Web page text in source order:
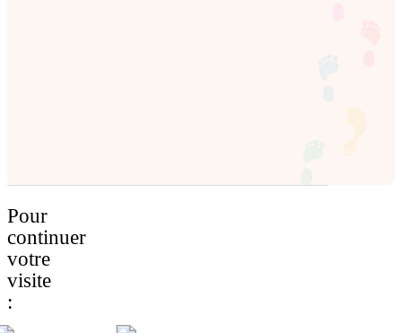
Pour
continuer
votre
visite
: